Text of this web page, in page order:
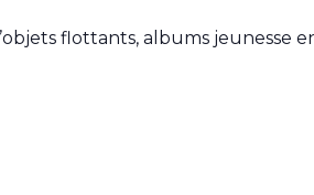
flottants, albums jeunesse